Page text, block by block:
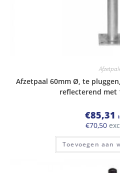
Afzetpaal 60mm Ø, te
reflecterend met
€85,31
€70,50
Toevoegen aan